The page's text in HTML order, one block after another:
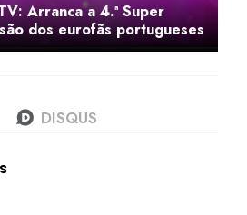
Arranca a 4.ª Super
dos eurofãs portugueses